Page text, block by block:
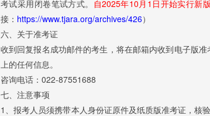
考试采用闭卷笔试方式。 自2025年10月1日开始实行新
接： https://www.tjara.org/archives/426）
六、关于准考证
收到回复报名成功邮件的考生，将在邮箱内收到电子版
上的任何信息。
咨询电话：022-87551688
七、注意事项
1、报考人员须携带本人身份证原件及纸质版准考证，核